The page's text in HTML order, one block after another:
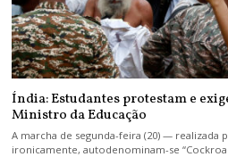
Índia: Estudantes protestam e
Ministro da Educação
A marcha de segunda-feira (20) — realizada
ironicamente, autodenominam-se